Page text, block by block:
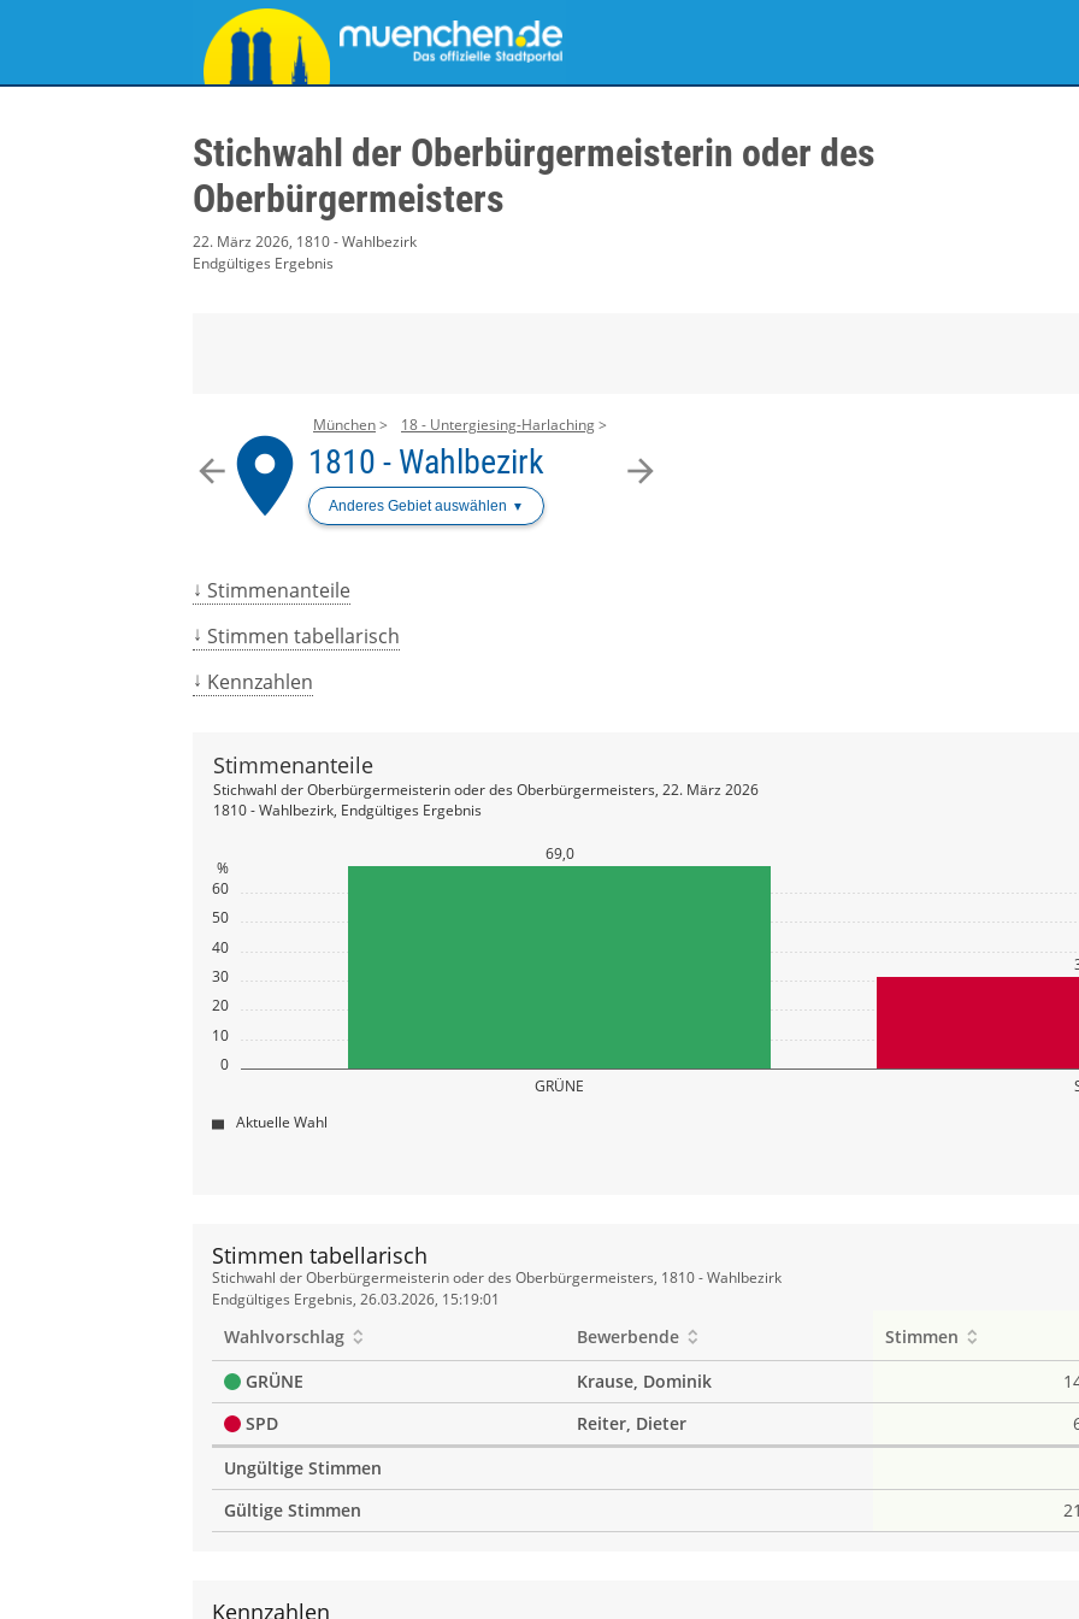
Stichwahl der Oberbürgermeisterin oder des
Oberbürgermeisters
22. März 2026, 1810 - Wahlbezirk
Endgültiges Ergebnis
arrow_back arrow_forward
place
München 18 - Untergiesing-Harlaching
1810 - Wahlbezirk
Anderes Gebiet auswählen
Stimmenanteile
Stimmen tabellarisch
Kennzahlen
0
10
20
30
40
50
60
%
GRÜNE
69,0
Stimmenanteile
Stichwahl der Oberbürgermeisterin oder des Oberbürgermeisters, 22. März 2026
1810 - Wahlbezirk, Endgültiges Ergebnis
Aktuelle Wahl
Stimmen tabellarisch
Stimmen
tabellarisch
Stichwahl der Oberbürgermeisterin oder des Oberbürgermeisters, 1810 - Wahlbezirk
Endgültiges Ergebnis, 26.03.2026, 15:19:01
Wahlvorschlag Bewerbende Stimmen
GRÜNE
Krause, Dominik
SPD
Reiter, Dieter
Ungültige Stimmen
Gültige Stimmen
Kennzahlen